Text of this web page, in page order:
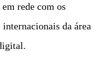
rede com os
da área